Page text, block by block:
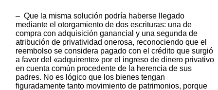
– Que la misma solución podría haberse llegado
mediante el otorgamiento de dos escrituras: una de
compra con adquisición ganancial y una segunda de
atribución de privatividad onerosa, reconociendo que el
reembolso se considera pagado con el crédito que surgió
a favor del «adquirente» por el ingreso de dinero privativo
en cuenta común procedente de la herencia de sus
padres. No es lógico que los bienes tengan
figuradamente tanto movimiento de patrimonios, porque